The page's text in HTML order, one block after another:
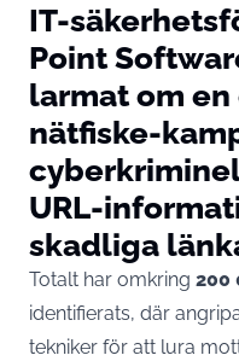
IT-
Point
larmat om
nätfiske-
URL-
skadliga
Totalt har omkring 200
identifierats, där
tekniker för att lura